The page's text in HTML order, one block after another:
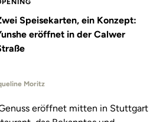
Speisekarten, ein Konzept:
eröffnet in der Calwer
Moritz
eröffnet mitten in Stuttgart